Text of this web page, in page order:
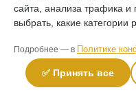
сайта, анализа трафика
выбрать, какие категории
Подробнее — в Политике
✅ Принять все